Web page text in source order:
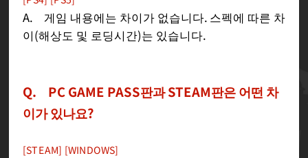
A. 게임 내용에는 차이가 없습니다. 스펙에 따른 차
이(해상도 및 로딩시간)는 있습니다.
Q. PC GAME PASS판과 STEAM판은 어떤 차
이가 있나요?
[STEAM] [WINDOWS]